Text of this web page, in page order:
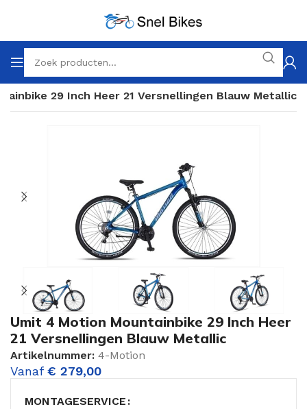
29 Inch Heer 21 Versnellingen Blauw Metallic
Umit 4 Motion Mountainbike 29 Inch Heer
21 Versnellingen Blauw Metallic
Artikelnummer: 4-Motion
Vanaf € 279,00
MONTAGESERVICE